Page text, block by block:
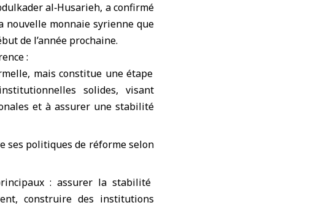
al‑Husarieh, a confirmé
nouvelle monnaie syrienne que
de l’année prochaine.
:
mais constitue une étape
solides, visant
et à assurer une stabilité
ses politiques de réforme selon
: assurer la stabilité
construire des institutions